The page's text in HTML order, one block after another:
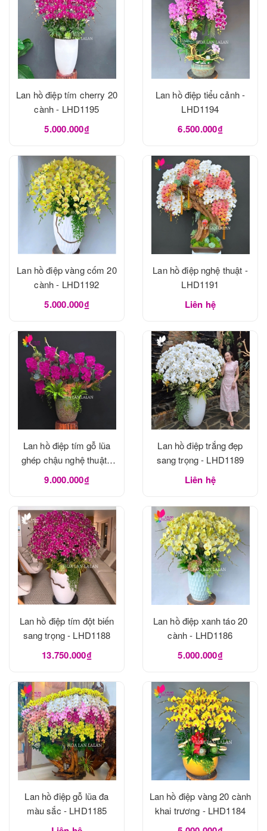
Lan hồ điệp tím cherry 20
cành - LHD1195
5.000.000₫
Lan hồ điệp tiểu cảnh -
LHD1194
6.500.000₫
Lan hồ điệp vàng cốm 20
cành - LHD1192
5.000.000₫
Lan hồ điệp nghệ thuật -
LHD1191
Liên hệ
Lan hồ điệp tím gỗ lũa
ghép chậu nghệ thuật -
LHD1190
9.000.000₫
Lan hồ điệp trắng đẹp
sang trọng - LHD1189
Liên hệ
Lan hồ điệp tím đột biến
sang trọng - LHD1188
13.750.000₫
Lan hồ điệp xanh táo 20
cành - LHD1186
5.000.000₫
Lan hồ điệp gỗ lũa đa
màu sắc - LHD1185
Lan hồ điệp vàng 20 cành
khai trương - LHD1184